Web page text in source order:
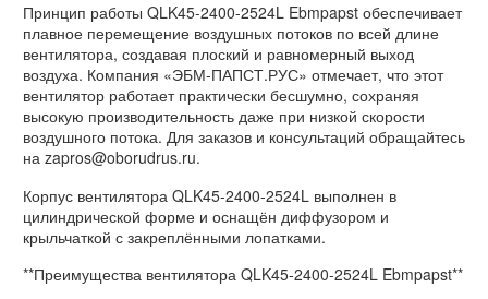
Принцип работы QLK45-2400-2524L Ebmpapst обеспечивает
плавное перемещение воздушных потоков по всей длине
вентилятора, создавая плоский и равномерный выход
воздуха. Компания «ЭБМ-ПАПСТ.РУС» отмечает, что этот
вентилятор работает практически бесшумно, сохраняя
высокую производительность даже при низкой скорости
воздушного потока. Для заказов и консультаций обращайтесь
на zapros@oborudrus.ru.
Корпус вентилятора QLK45-2400-2524L выполнен в
цилиндрической форме и оснащён диффузором и
крыльчаткой с закреплёнными лопатками.
**Преимущества вентилятора QLK45-2400-2524L Ebmpapst**